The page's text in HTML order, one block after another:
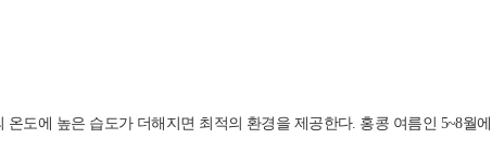
도에 높은 습도가 더해지면 최적의 환경을 제공한다. 홍콩 여름인 5~8월에